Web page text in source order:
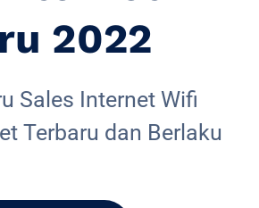
2022
Sales Internet Wifi
Terbaru dan Berlaku